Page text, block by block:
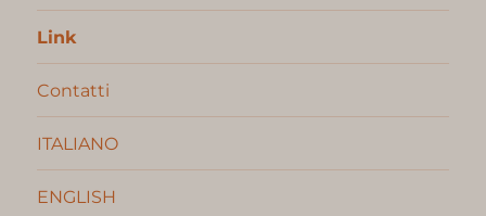
Link
Contatti
ITALIANO
ENGLISH